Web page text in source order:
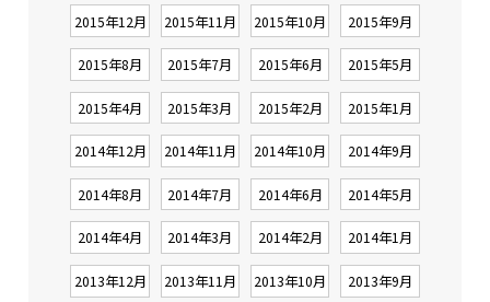
2015年12月 2015年11月 2015年10月 2015年9月
2015年8月 2015年7月 2015年6月 2015年5月
2015年4月 2015年3月 2015年2月 2015年1月
2014年12月 2014年11月 2014年10月 2014年9月
2014年8月 2014年7月 2014年6月 2014年5月
2014年4月 2014年3月 2014年2月 2014年1月
2013年12月 2013年11月 2013年10月 2013年9月